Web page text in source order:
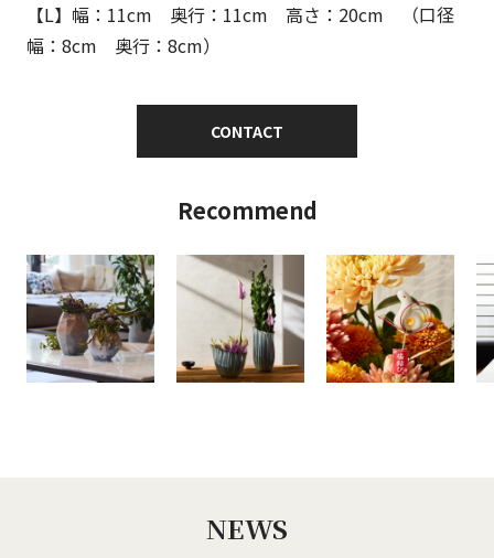
【L】幅：11cm 奥行：11cm 高さ：20cm （口径
幅：8cm 奥行：8cm）
CONTACT
Recommend
NEWS